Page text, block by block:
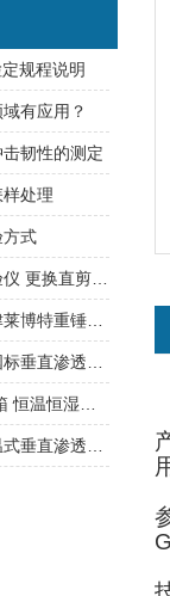
规程说明
有应用？
韧性的测定
处理
式
土工合成材料直剪拉拔摩擦试验仪 更换直剪与拉拔摩擦时方便拆卸
预铺防水卷材抗冲击试验仪天津莱博特重锤质量：500g（±1）